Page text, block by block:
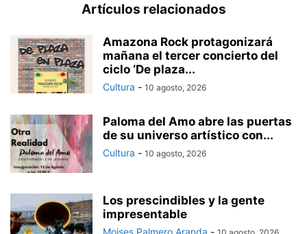
Artículos relacionados
Amazona Rock protagonizará
mañana el tercer concierto del
ciclo ‘De plaza...
Cultura - 10 agosto, 2026
Paloma del Amo abre las puertas
de su universo artístico con...
Cultura - 10 agosto, 2026
Los prescindibles y la gente
impresentable
Moises Palmero Aranda -